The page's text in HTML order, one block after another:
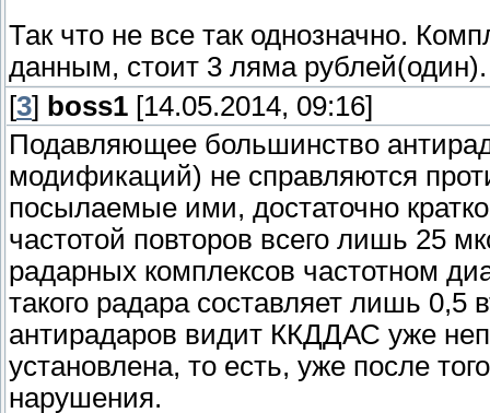
Так что не все так однозначно.
данным, стоит 3 ляма
[3] boss1 [14.05.2014, 09:16]
Подавляющее большинство
модификаций) не справляются
посылаемые ими, достаточно
частотой повторов всего лишь 25
радарных комплексов частотном
такого радара составляет лишь
антирадаров видит ККДДАС уже
установлена, то есть, уже после
нарушения.